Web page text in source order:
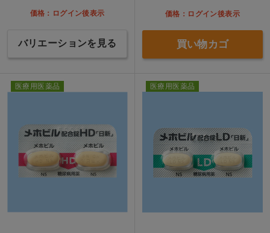
価格：ログイン後表示
バリエーションを見る
価格：ログイン後表示
買い物カゴ
医療用医薬品 医療用医薬品